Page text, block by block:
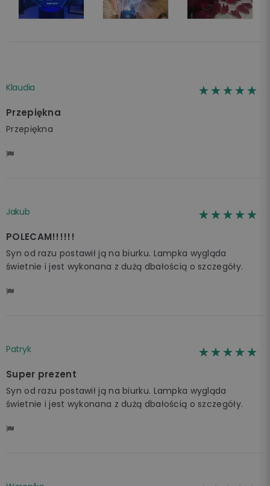
Klaudia ☆☆☆☆☆
★★★★★
Przepiękna
Przepiękna
Jakub ☆☆☆☆☆
★★★★★
POLECAM!!!!!!
Syn od razu postawił ją na biurku. Lampka wygląda
świetnie i jest wykonana z dużą dbałością o szczegóły.
Patryk ☆☆☆☆☆
★★★★★
Super prezent
Syn od razu postawił ją na biurku. Lampka wygląda
świetnie i jest wykonana z dużą dbałością o szczegóły.